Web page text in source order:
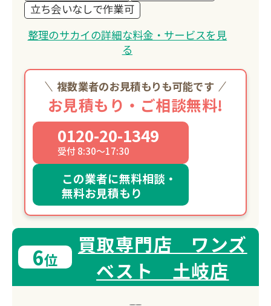
立ち会いなしで作業可
整理のサカイの詳細な料金・サービスを見
る
複数業者のお見積もりも可能です
お見積もり・ご相談無料!
0120-20-1349
受付 8:30～17:30
この業者に無料相談・
無料お見積もり
6位
買取専門店 ワンズ
ベスト 土岐店